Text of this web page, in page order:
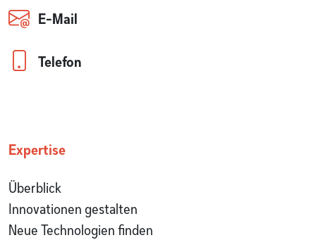
E-Mail
Telefon
Expertise
Überblick
Innovationen gestalten
Neue Technologien finden